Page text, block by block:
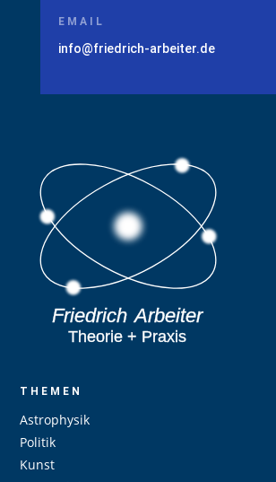
EMAIL
info@friedrich-arbeiter.de
THEMEN
Astrophysik
Politik
Kunst